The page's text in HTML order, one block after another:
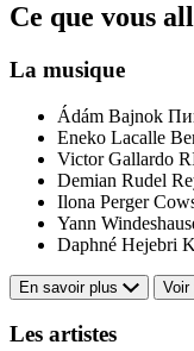
Ce que vous
La musique
Ádám Bajnok
Eneko Lacalle
Victor Gallardo
Demian Rudel
Ilona Perger
Yann
Daphné Hejebri
En savoir plus Voir
Les artistes